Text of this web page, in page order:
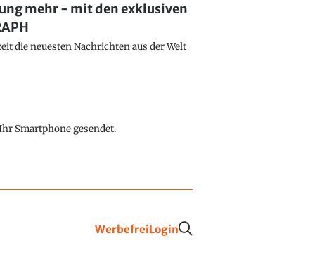
mehr - mit den exklusiven
die neuesten Nachrichten aus der Welt
Smartphone gesendet.
WerbefreiLogin